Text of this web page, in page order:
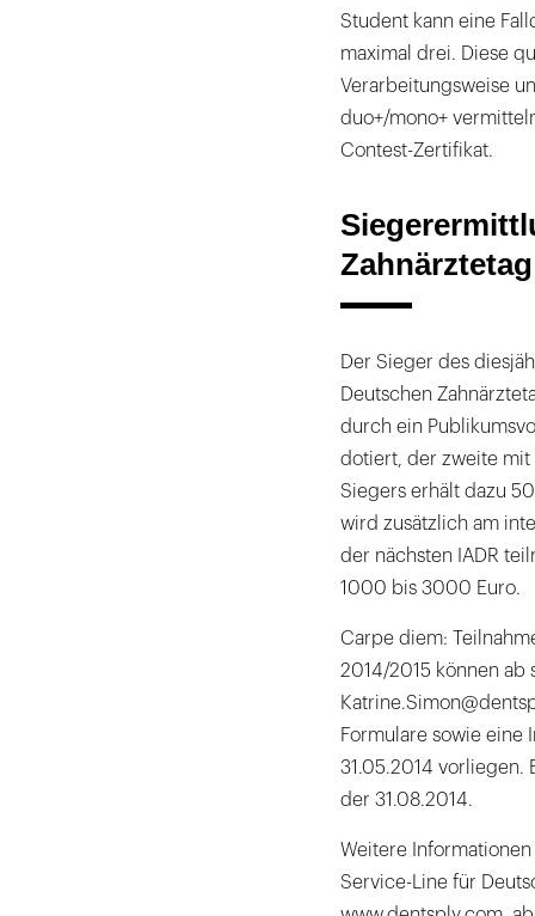
Student kann eine
maximal drei. Diese
Verarbeitungsweise
duo+/mono+
Contest-Zertifikat.
Der Sieger des
Deutschen
durch ein
dotiert, der zweite mit
Siegers erhält dazu
wird zusätzlich am
der nächsten IADR
1000 bis 3000 Euro.
Carpe diem:
2014/2015 können
Formulare sowie eine
31.05.2014 vorliegen.
der 31.08.2014.
Weitere
Service-Line für